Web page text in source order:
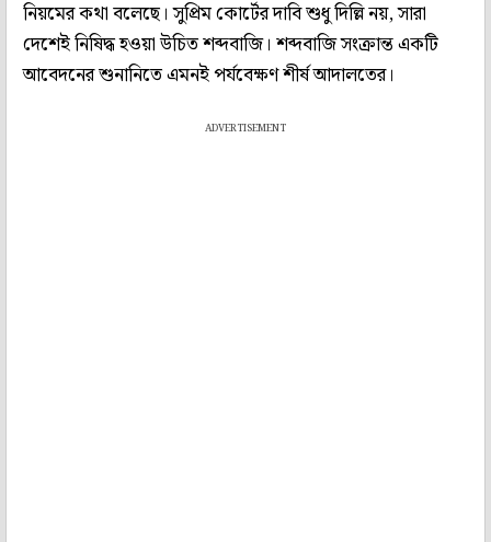
নিয়মের কথা বলেছে। সুপ্রিম কোর্টের দাবি শুধু দিল্লি নয়, সারা
দেশেই নিষিদ্ধ হওয়া উচিত শব্দবাজি। শব্দবাজি সংক্রান্ত একটি
আবেদনের শুনানিতে এমনই পর্যবেক্ষণ শীর্ষ আদালতের।
ADVERTISEMENT